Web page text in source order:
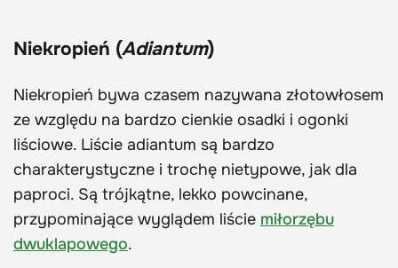
Niekropień (Adiantum)
Niekropień bywa czasem nazywana złotowłosem
ze względu na bardzo cienkie osadki i ogonki
liściowe. Liście adiantum są bardzo
charakterystyczne i trochę nietypowe, jak dla
paproci. Są trójkątne, lekko powcinane,
przypominające wyglądem liście miłorzębu
dwuklapowego.